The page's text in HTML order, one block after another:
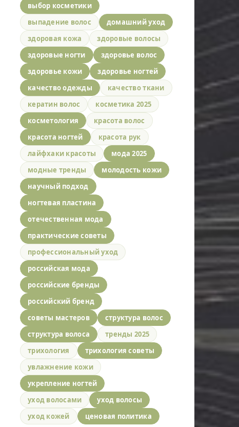
выбор косметики
выпадение волос
домашний уход
здоровая кожа
здоровые волосы
здоровые ногти
здоровье волос
здоровье кожи
здоровье ногтей
качество одежды
качество ткани
кератин волос
косметика 2025
косметология
красота волос
красота ногтей
красота рук
лайфхаки красоты
мода 2025
модные тренды
молодость кожи
научный подход
ногтевая пластина
отечественная мода
практические советы
профессиональный уход
российская мода
российские бренды
российский бренд
советы мастеров
структура волос
структура волоса
тренды 2025
трихология
трихология советы
увлажнение кожи
укрепление ногтей
уход волосами
уход волосы
уход кожей
ценовая политика